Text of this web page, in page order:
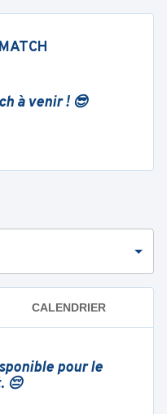
à venir ! 😎
CALENDRIER
pour le
😔